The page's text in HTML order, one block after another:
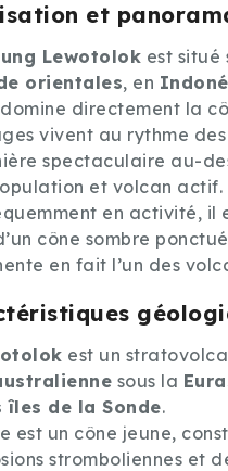
et
Lewotolok est situé
orientales, en
directement la
vivent au rythme
spectaculaire au-
et volcan actif.
en activité, il
cône sombre
en fait l’un des
est un
sous la
îles de la Sonde.
est un cône jeune,
stromboliennes et